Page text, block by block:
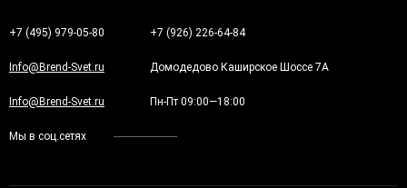
+7 (495) 979-05-80 +7 (926) 226-64-84
Info@Brend-Svet.ru Домодедово Каширское Шоссе 7А
Info@Brend-Svet.ru Пн-Пт 09:00—18:00
Мы в соц.сетях